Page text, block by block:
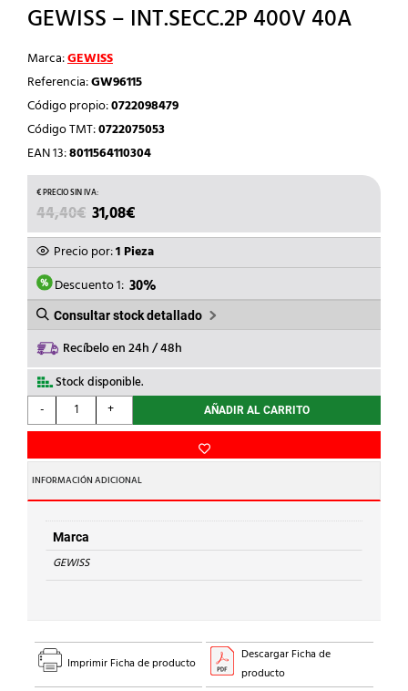
GEWISS – INT.SECC.2P 400V 40A
Marca:GEWISS
Referencia:GW96115
Código propio:0722098479
Código TMT:0722075053
EAN 13:8011564110304
44,40€ EL
PRECIO
ORIGINAL
ERA:
44,40€.
31,08€
PRECIO
ACTUAL
ES:
31,08€.
Precio por:1 Pieza
Descuento 1: 30%
Consultar stock detallado
Recíbelo en 24h / 48h
Stock disponible.
-
GEWISS
-
400V
40A
cantidad
+ AÑADIR AL CARRITO
INFORMACIÓN ADICIONAL
Marca
GEWISS
Imprimir Ficha de producto
Descargar Ficha de
producto